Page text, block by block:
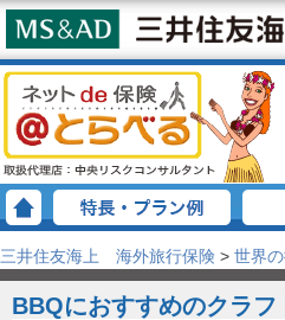
三井住友海上 海外旅行保険 > 世界
BBQにおすすめのクラ